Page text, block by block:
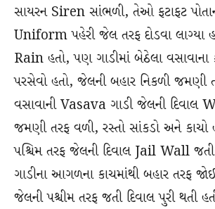
સાયરન Siren સાંભળી, તેઓ ફટાફટ
Uniform પહેરી જેલ તરફ દોડવા લાગ્યા
Rain હતો, પણ ગાડીમાં બેઠેલા વસાવાના
પરસેવો હતો, જેલની બહાર નિકળી જમણી
વસાવાની Vasava ગાડી જેલની દિવાલ
જમણી તરફ વળી, રસ્તો સાંકડો અને કાચો
પશ્ચિમ તરફ જેલની દિવાલ Jail Wall
ગાડીના આગળના કાચમાંથી બહાર તરફ
જેલની પશ્ચીમ તરફ જતી દિવાલ પુરી થતી